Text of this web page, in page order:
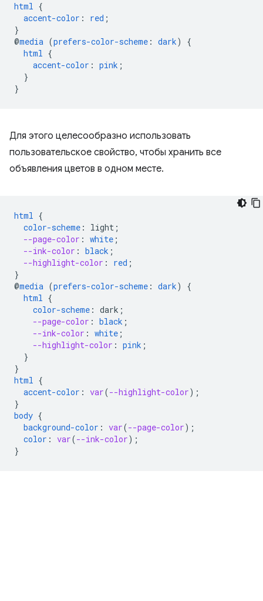
html {
accent-color : red ;
}
@media (prefers-color-scheme : dark)
{
html {
accent-color : pink ;
}
}
Для этого целесообразно использовать
пользовательское свойство, чтобы хранить все
объявления цветов в одном месте.
html {
color-scheme : light ;
--page-color : white ;
--ink-color : black ;
--highlight-color : red ;
}
@media (prefers-color-scheme : dark)
{
html {
color-scheme : dark ;
--page-color : black ;
--ink-color : white ;
--highlight-color : pink ;
}
}
html {
accent-color : var(--highlight-color);
}
body {
background-color : var(--page-color);
color : var(--ink-color);
}